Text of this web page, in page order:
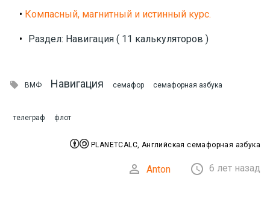
• Компасный, магнитный и истинный курс.
• Раздел: Навигация ( 11 калькуляторов )
 ВМФ Навигация семафор семафорная азбука
телеграф флот
PLANETCALC, Английская семафорная азбука
 Anton  6 лет назад